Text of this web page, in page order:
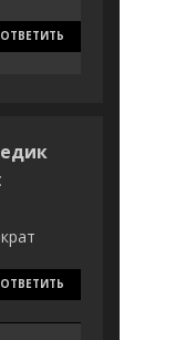
ОТВЕТИТЬ
:
ОТВЕТИТЬ